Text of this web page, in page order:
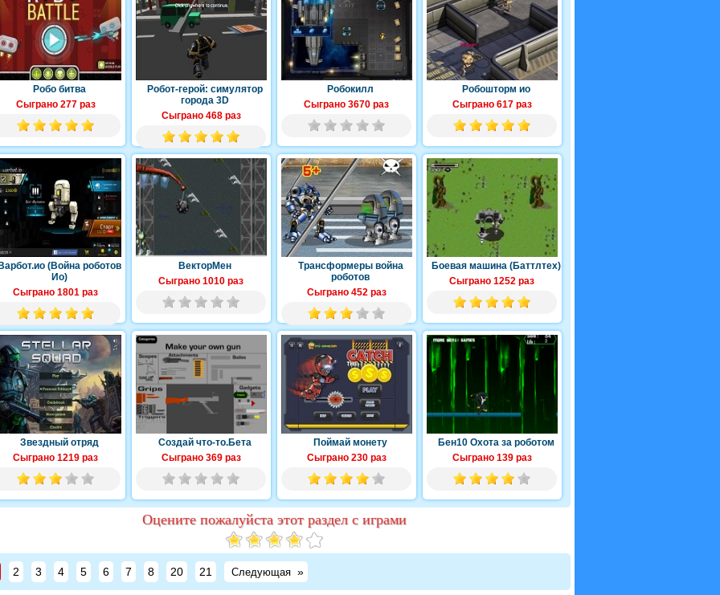
Робо битва
Сыграно 277 раз
Робот-герой: симулятор
города 3D
Сыграно 468 раз
Робокилл
Сыграно 3670 раз
Робошторм ио
Сыграно 617 раз
(Война роботов
Ио)
Сыграно 1801 раз
ВекторМен
Сыграно 1010 раз
Трансформеры война
роботов
Сыграно 452 раз
Боевая машина (Баттлтех)
Сыграно 1252 раз
Звездный отряд
Сыграно 1219 раз
Создай что-то.Бета
Сыграно 369 раз
Поймай монету
Сыграно 230 раз
Бен10 Охота за роботом
Сыграно 139 раз
Оцените пожалуйста этот раздел с играми
2 3 4 5 6 7 8 20 21 Следующая »